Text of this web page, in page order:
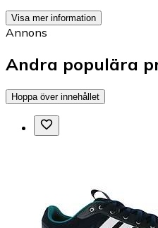
Visa mer information
Annons
Andra populära
Hoppa över innehållet